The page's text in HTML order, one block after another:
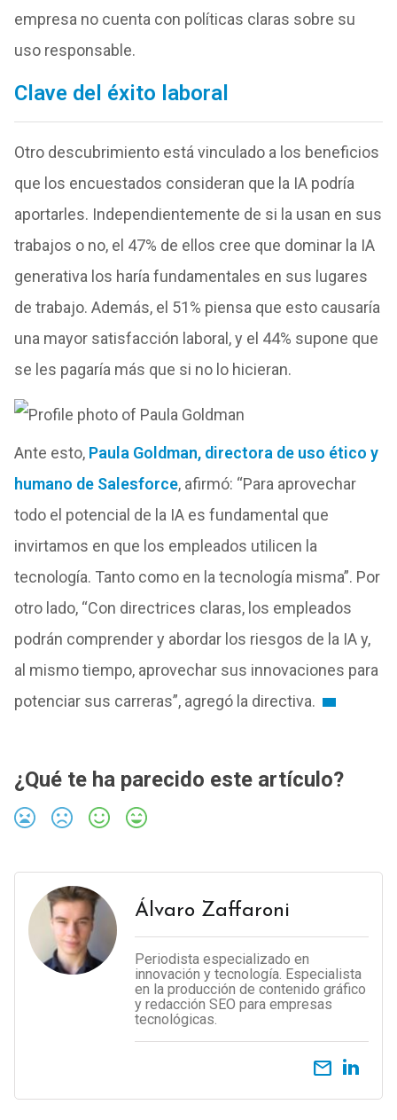
empresa no cuenta con políticas claras sobre su
uso responsable.
Clave del éxito laboral
Otro descubrimiento está vinculado a los beneficios
que los encuestados consideran que la IA podría
aportarles. Independientemente de si la usan en sus
trabajos o no, el 47% de ellos cree que dominar la IA
generativa los haría fundamentales en sus lugares
de trabajo. Además, el 51% piensa que esto causaría
una mayor satisfacción laboral, y el 44% supone que
se les pagaría más que si no lo hicieran.
Ante esto, Paula Goldman, directora de uso ético y
humano de Salesforce, afirmó: “Para aprovechar
todo el potencial de la IA es fundamental que
invirtamos en que los empleados utilicen la
tecnología. Tanto como en la tecnología misma”. Por
otro lado, “Con directrices claras, los empleados
podrán comprender y abordar los riesgos de la IA y,
al mismo tiempo, aprovechar sus innovaciones para
potenciar sus carreras”, agregó la directiva.
¿Qué te ha parecido este artículo?
Álvaro Zaffaroni
Periodista especializado en
innovación y tecnología. Especialista
en la producción de contenido gráfico
y redacción SEO para empresas
tecnológicas.
email